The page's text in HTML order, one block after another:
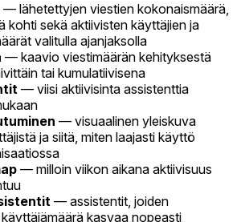
— lähetettyjen viestien kokonaismäärä,
kohti sekä aktiivisten käyttäjien ja
valitulla ajanjaksolla
— kaavio viestimäärän kehityksestä
tai kumulatiivisena
— viisi aktiivisinta assistenttia
— visuaalinen yleiskuva
ja siitä, miten laajasti käyttö
— milloin viikon aikana aktiivisuus
— assistentit, joiden
kasvaa nopeasti